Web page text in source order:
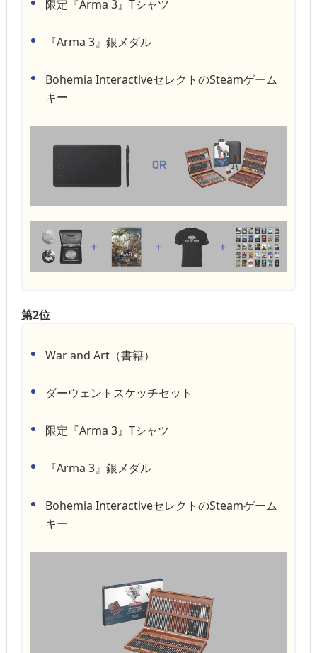
限定『Arma 3』Tシャツ
『Arma 3』銀メダル
Bohemia InteractiveセレクトのSteamゲーム
キー
第2位
War and Art（書籍）
ダーウェントスケッチセット
限定『Arma 3』Tシャツ
『Arma 3』銀メダル
Bohemia InteractiveセレクトのSteamゲーム
キー